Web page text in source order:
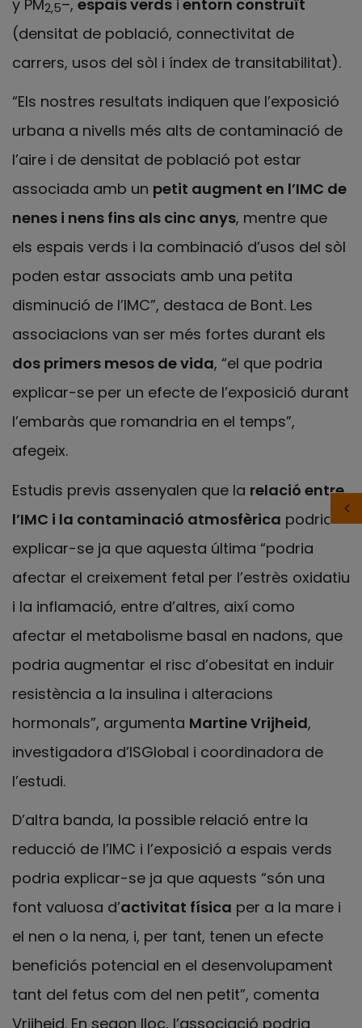
y PM2,5–, espais verds i entorn construït
(densitat de població, connectivitat de
carrers, usos del sòl i índex de transitabilitat).
“Els nostres resultats indiquen que l’exposició
urbana a nivells més alts de contaminació de
l’aire i de densitat de població pot estar
associada amb un petit augment en l’IMC de
nenes i nens fins als cinc anys, mentre que
els espais verds i la combinació d’usos del sòl
poden estar associats amb una petita
disminució de l’IMC”, destaca de Bont. Les
associacions van ser més fortes durant els
dos primers mesos de vida, “el que podria
explicar-se per un efecte de l’exposició durant
l’embaràs que romandria en el temps”,
afegeix.
Estudis previs assenyalen que la relació entre
l’IMC i la contaminació atmosfèrica podria
explicar-se ja que aquesta última “podria
afectar el creixement fetal per l’estrès oxidatiu
i la inflamació, entre d’altres, així como
afectar el metabolisme basal en nadons, que
podria augmentar el risc d’obesitat en induir
resistència a la insulina i alteracions
hormonals”, argumenta Martine Vrijheid,
investigadora d’ISGlobal i coordinadora de
l’estudi.
D’altra banda, la possible relació entre la
reducció de l’IMC i l’exposició a espais verds
podria explicar-se ja que aquests “són una
font valuosa d’activitat física per a la mare i
el nen o la nena, i, per tant, tenen un efecte
beneficiós potencial en el desenvolupament
tant del fetus com del nen petit”, comenta
Vrijheid. En segon lloc, l’associació podria